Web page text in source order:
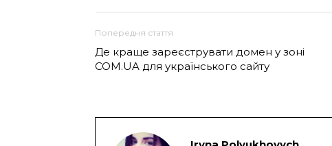
Попередня стаття
Де краще зареєструвати домен у зоні
COM.UA для українського сайту